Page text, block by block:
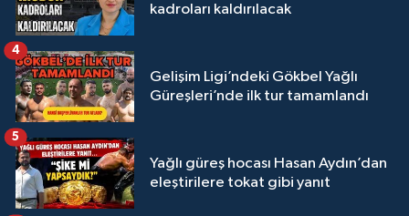
kadroları kaldırılacak
Gelişim Ligi’ndeki Gökbel Yağlı
Güreşleri’nde ilk tur tamamlandı
4
Yağlı güreş hocası Hasan Aydın’dan
eleştirilere tokat gibi yanıt
5